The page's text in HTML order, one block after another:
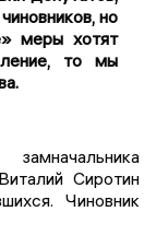
но
меры хотят
то мы
Сиротин
Чиновник